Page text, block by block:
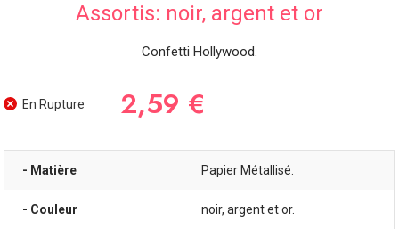
Assortis: noir, argent et or
Confetti Hollywood.
En Rupture 2,59 €
- Matière Papier Métallisé.
- Couleur noir, argent et or.